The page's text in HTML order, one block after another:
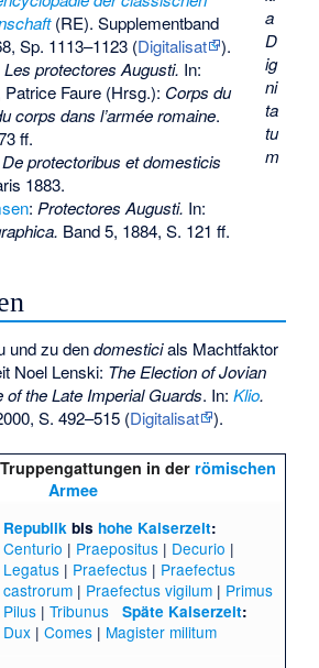
a
D
ig
ni
ta
tu
m
(RE). Supplementband
Sp. 1113–1123 (Digitalisat
).
Les protectores Augusti. In:
Faure (Hrsg.): Corps du
corps dans l’armée romaine.
ff.
De protectoribus et domesticis
1883.
: Protectores Augusti. In:
Band 5, 1884, S. 121 ff.
und zu dendomesticials Machtfaktor
Noel Lenski: The Election of Jovian
of the Late Imperial Guards. In:Klio.
S. 492–515 (Digitalisat ).
in der römischen
Armee
Republikbis hohe Kaiserzeit:
Centurio | Praepositus| Decurio |
Legatus| Praefectus| Praefectus
castrorum| Praefectus vigilum| Primus
Pilus| Tribunus Späte Kaiserzeit:
Dux| Comes| Magister militum